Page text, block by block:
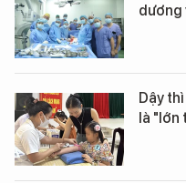
dương
Dậy
là "lớn